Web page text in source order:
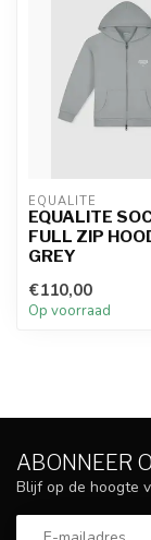
EQUALITÉ
EQUALITE
FULL ZIP
GREY
€110,00
Op voorraad
ABONNEER
Blijf op de hoogte